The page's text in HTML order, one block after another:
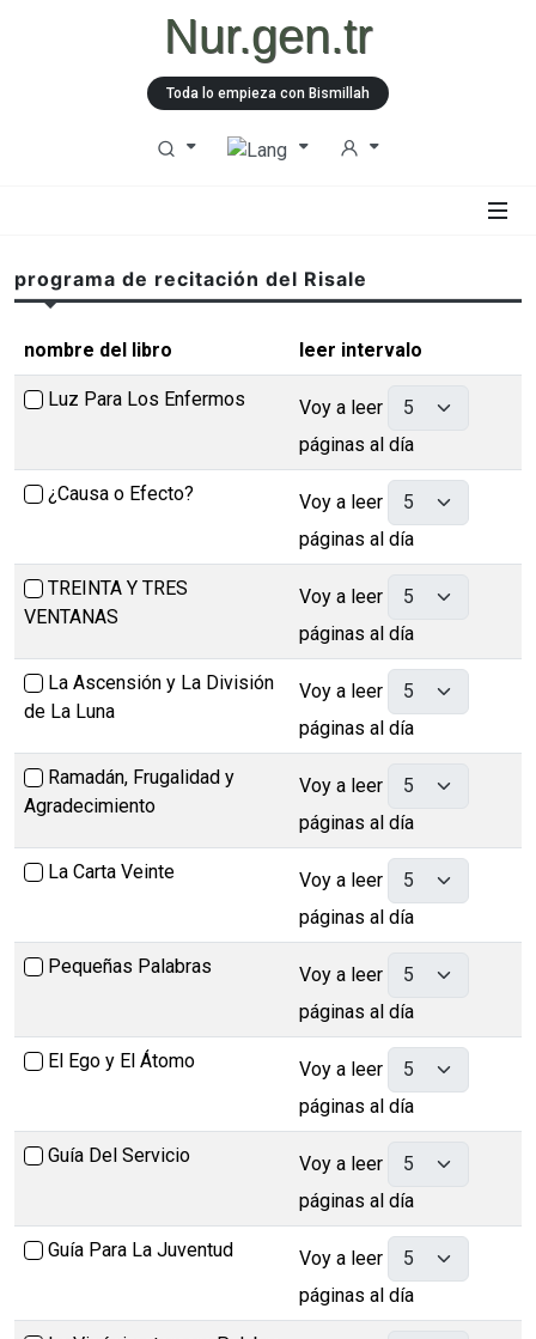
Nur.gen.tr
Toda lo empieza con Bismillah
programa de recitación del Risale
nombre del libro leer intervalo
Luz Para Los Enfermos
Voy a leer
páginas al día
¿Causa o Efecto?
Voy a leer
páginas al día
TREINTA Y TRES
VENTANAS
Voy a leer
páginas al día
La Ascensión y La División
de La Luna
Voy a leer
páginas al día
Ramadán, Frugalidad y
Agradecimiento
Voy a leer
páginas al día
La Carta Veinte
Voy a leer
páginas al día
Pequeñas Palabras
Voy a leer
páginas al día
El Ego y El Átomo
Voy a leer
páginas al día
Guía Del Servicio
Voy a leer
páginas al día
Guía Para La Juventud
Voy a leer
páginas al día